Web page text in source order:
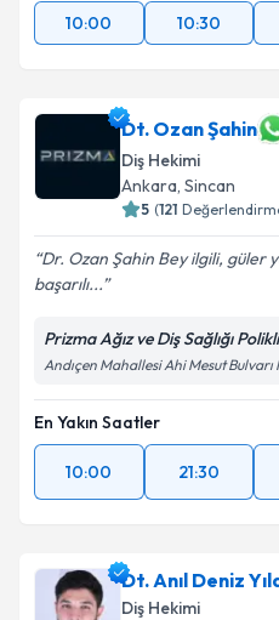
10:00
10:30
Dt. Ozan Şahin
Diş Hekimi
Ankara, Sincan
5 (121
Dr. Ozan Şahin Bey ilgili, güler
başarılı...
Prizma Ağız ve Diş Sağlığı
Andıçen Mahallesi Ahi Mesut Bulvarı
En Yakın Saatler
10:00 21:30
Dt. Anıl Deniz
Diş Hekimi